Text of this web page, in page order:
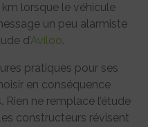
lorsque le véhicule
un peu alarmiste
d’Aviloo.
pratiques pour ses
en conséquence
ne remplace l’étude
constructeurs révisent